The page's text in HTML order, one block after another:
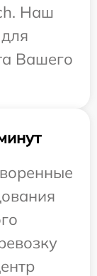
Наш
Вашего